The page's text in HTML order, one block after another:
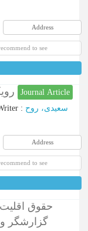
Address
to see
Journal Article
: سعیدی، روح
Address
to see
حقوق
گزارشگر